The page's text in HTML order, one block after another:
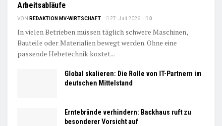
Arbeitsabläufe
VON REDAKTION MV-WIRTSCHAFT 27. Juli 2026 0
In vielen Betrieben müssen täglich schwere Maschinen,
Bauteile oder Materialien bewegt werden. Ohne eine
passende Hebetechnik kostet...
Global skalieren: Die Rolle von IT-Partnern im
deutschen Mittelstand
Erntebrände verhindern: Backhaus ruft zu
besonderer Vorsicht auf